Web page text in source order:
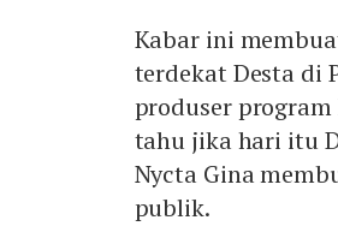
Kabar ini
terdekat Desta di
produser
tahu jika hari itu
Nycta Gina
publik.